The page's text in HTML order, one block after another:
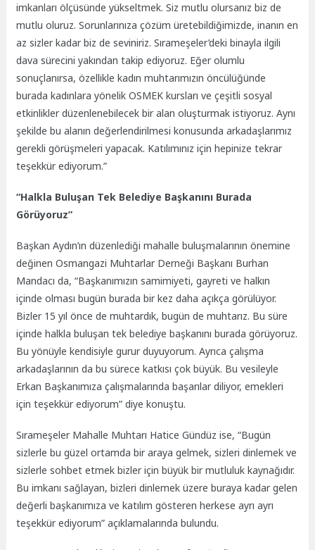
imkanları ölçüsünde yükseltmek. Siz mutlu olursanız biz de
mutlu oluruz. Sorunlarınıza çözüm üretebildiğimizde, inanın en
az sizler kadar biz de seviniriz. Sırameşeler’deki binayla ilgili
dava sürecini yakından takip ediyoruz. Eğer olumlu
sonuçlanırsa, özellikle kadın muhtarımızın öncülüğünde
burada kadınlara yönelik OSMEK kursları ve çeşitli sosyal
etkinlikler düzenlenebilecek bir alan oluşturmak istiyoruz. Aynı
şekilde bu alanın değerlendirilmesi konusunda arkadaşlarımız
gerekli görüşmeleri yapacak. Katılımınız için hepinize tekrar
teşekkür ediyorum.”
“Halkla Buluşan Tek Belediye Başkanını Burada
Görüyoruz”
Başkan Aydın’ın düzenlediği mahalle buluşmalarının önemine
değinen Osmangazi Muhtarlar Derneği Başkanı Burhan
Mandacı da, “Başkanımızın samimiyeti, gayreti ve halkın
içinde olması bugün burada bir kez daha açıkça görülüyor.
Bizler 15 yıl önce de muhtardık, bugün de muhtarız. Bu süre
içinde halkla buluşan tek belediye başkanını burada görüyoruz.
Bu yönüyle kendisiyle gurur duyuyorum. Ayrıca çalışma
arkadaşlarının da bu sürece katkısı çok büyük. Bu vesileyle
Erkan Başkanımıza çalışmalarında başarılar diliyor, emekleri
için teşekkür ediyorum” diye konuştu.
Sırameşeler Mahalle Muhtarı Hatice Gündüz ise, “Bugün
sizlerle bu güzel ortamda bir araya gelmek, sizleri dinlemek ve
sizlerle sohbet etmek bizler için büyük bir mutluluk kaynağıdır.
Bu imkanı sağlayan, bizleri dinlemek üzere buraya kadar gelen
değerli başkanımıza ve katılım gösteren herkese ayrı ayrı
teşekkür ediyorum” açıklamalarında bulundu.